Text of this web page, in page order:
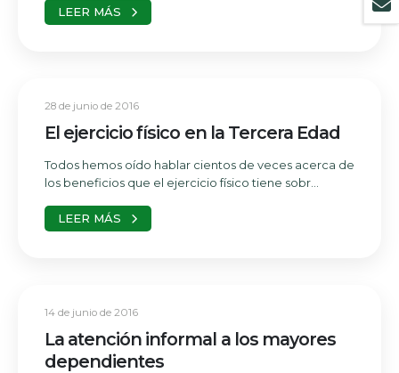
LEER MÁS
28 de junio de 2016
El ejercicio físico en la Tercera Edad
Todos hemos oído hablar cientos de veces acerca de
los beneficios que el ejercicio físico tiene sobr...
LEER MÁS
14 de junio de 2016
La atención informal a los mayores
dependientes